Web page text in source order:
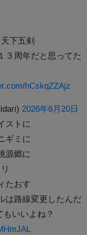
下五剣
３周年だと思ってた
hCskqZZAjz
2026年6月20日
ストに
ギミに
源郷に
たおす
は路線変更したんだ
もいいよね？